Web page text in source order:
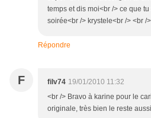
temps et dis moi<br /> ce que
soirée<br /> krystele<br /> <br /
Répondre
F filv74 19/01/2010 11:32
<br /> Bravo à karine pour le
originale, très bien le reste